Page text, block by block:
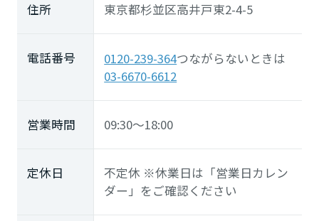
住所 東京都杉並区高井戸東2-4-5
電話番号 0120-239-364つながらないときは
03-6670-6612
営業時間 09:30～18:00
定休日
不定休 ※休業日は「営業日カレン
ダー」をご確認ください